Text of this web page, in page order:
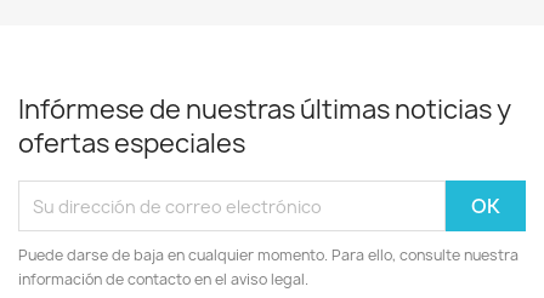
Infórmese de nuestras últimas noticias y
ofertas especiales
Puede darse de baja en cualquier momento. Para ello, consulte nuestra
información de contacto en el aviso legal.